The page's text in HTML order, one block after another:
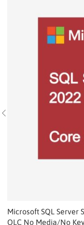
Microsoft SQL Server
OLC No Media/No